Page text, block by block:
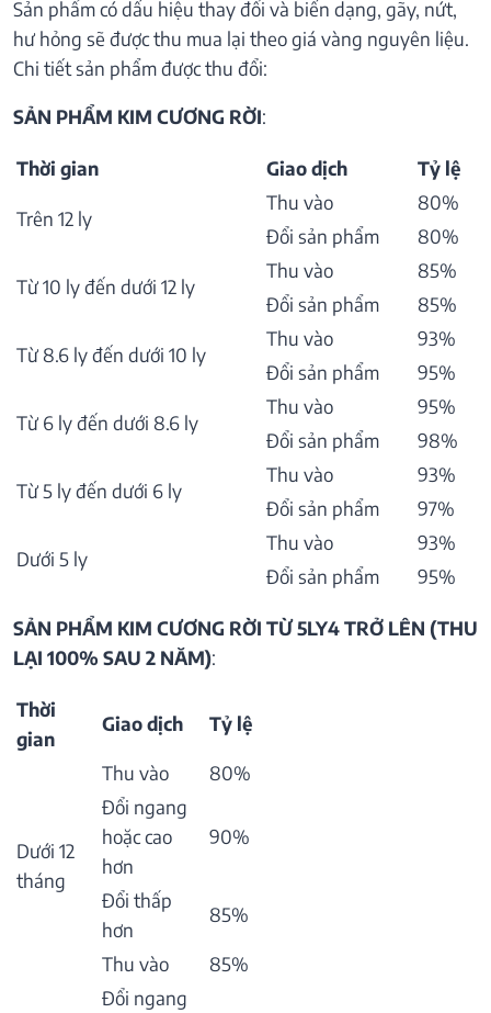
Sản phẩm có dấu hiệu thay đổi và biến dạng, gãy, nứt,
hư hỏng sẽ được thu mua lại theo giá vàng nguyên liệu.
Chi tiết sản phẩm được thu đổi:
SẢN PHẨM KIM CƯƠNG RỜI:
Thời gian Giao dịch Tỷ lệ
Trên 12 ly
Thu vào
80%
Đổi sản phẩm
80%
Từ 10 ly đến dưới 12 ly
Thu vào
85%
Đổi sản phẩm
85%
Từ 8.6 ly đến dưới 10 ly
Thu vào
93%
Đổi sản phẩm
95%
Từ 6 ly đến dưới 8.6 ly
Thu vào
95%
Đổi sản phẩm
98%
Từ 5 ly đến dưới 6 ly
Thu vào
93%
Đổi sản phẩm
97%
Dưới 5 ly
Thu vào
93%
Đổi sản phẩm
95%
SẢN PHẨM KIM CƯƠNG RỜI TỪ 5LY4 TRỞ LÊN (THU
LẠI 100% SAU 2 NĂM):
Thời
gian
Giao dịch Tỷ lệ
Dưới 12
tháng
Thu vào
80%
Đổi ngang
hoặc cao
hơn
90%
Đổi thấp
hơn
85%
Thu vào
85%
Đổi ngang